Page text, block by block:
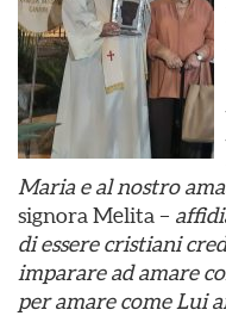
Maria e al nostro
signora Melita –
di essere cristiani
imparare ad amare
per amare come Lui